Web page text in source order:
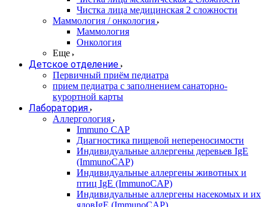
Чистка лица медицинская 2 сложности
Маммология / онкология
Маммология
Онкология
Еще
Детское отделение
Первичный приём педиатра
прием педиатра с заполнением санаторно-
курортной карты
Лаборатория
Аллергология
Immuno CAP
Диагностика пищевой непереносимости
Индивидуальные аллергены деревьев IgE
(ImmunoCAP)
Индивидуальные аллергены животных и
птиц IgE (ImmunoCAP)
Индивидуальные аллергены насекомых и их
ядовIgE (ImmunoCAP)